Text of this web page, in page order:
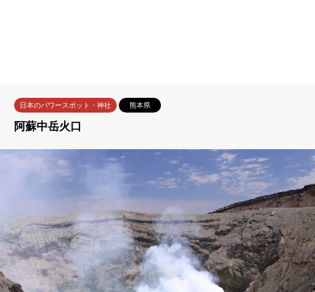
日本のパワースポット・神社 熊本県
阿蘇中岳火口